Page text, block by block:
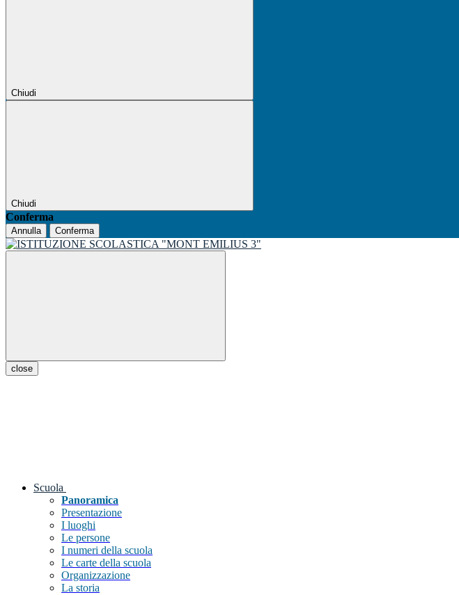
Chiudi
Chiudi
Conferma
Annulla Conferma
close
Scuola
Panoramica
Presentazione
I luoghi
Le persone
I numeri della scuola
Le carte della scuola
Organizzazione
La storia